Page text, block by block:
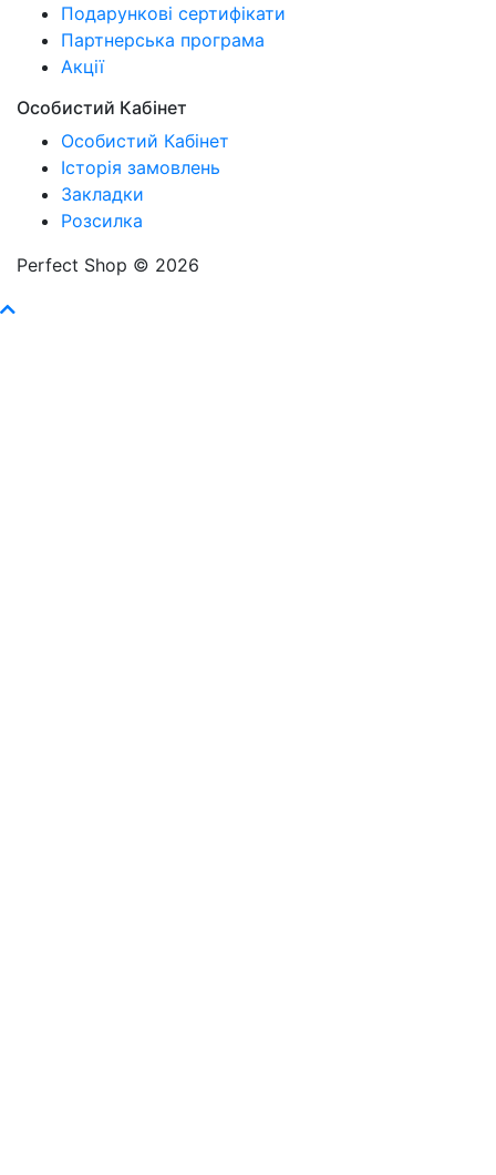
Подарункові сертифікати
Партнерська програма
Акції
Особистий Кабінет
Особистий Кабінет
Історія замовлень
Закладки
Розсилка
Perfect Shop © 2026